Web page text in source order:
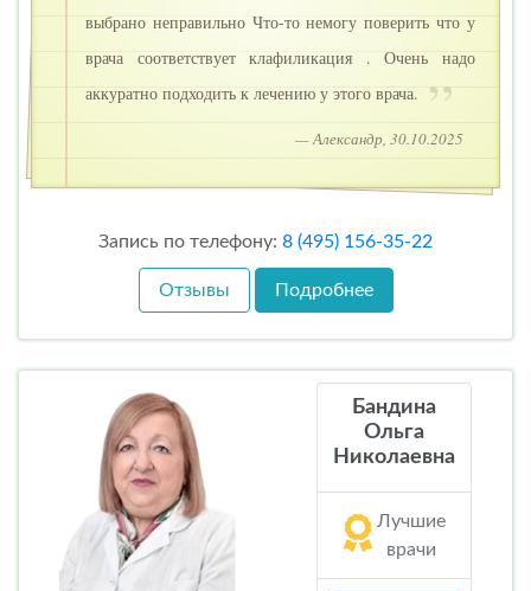
выбрано неправильно Что-то немогу поверить что у
врача соответствует клафиликация . Очень надо
аккуратно подходить к лечению у этого врача.
— Александр, 30.10.2025
Запись по телефону: 8 (495) 156-35-22
Отзывы Подробнее
Бандина
Ольга
Николаевна
Лучшие
врачи